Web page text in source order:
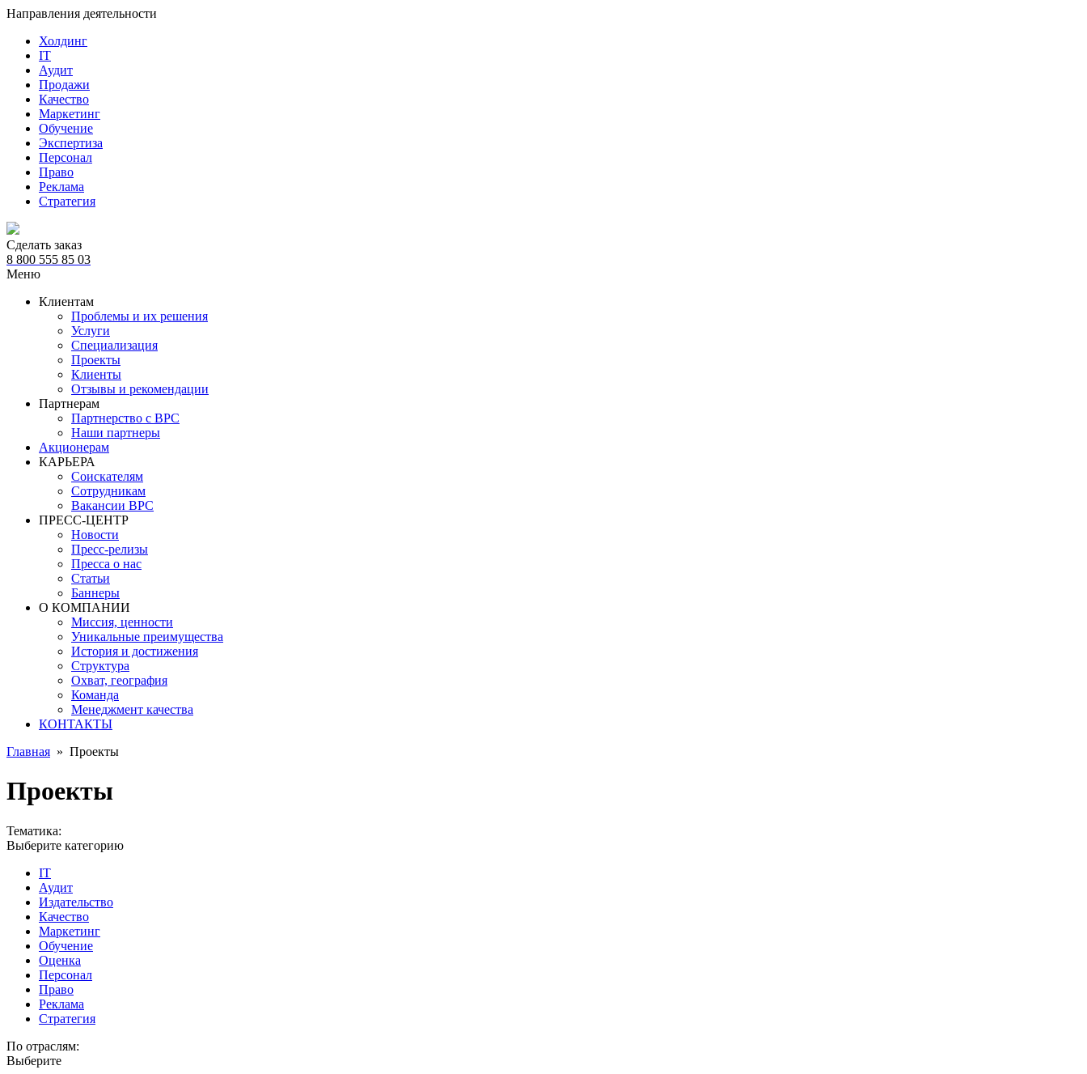
Направления деятельности
Холдинг
IT
Аудит
Продажи
Качество
Маркетинг
Обучение
Экспертиза
Персонал
Право
Реклама
Стратегия
Сделать заказ
8 800 555 85 03
Меню
Клиентам
Проблемы и их решения
Услуги
Специализация
Проекты
Клиенты
Отзывы и рекомендации
Партнерам
Партнерство с BPC
Наши партнеры
Акционерам
КАРЬЕРА
Соискателям
Сотрудникам
Вакансии BPC
ПРЕСС-ЦЕНТР
Новости
Пресс-релизы
Пресса о нас
Статьи
Баннеры
О КОМПАНИИ
Миссия, ценности
Уникальные преимущества
История и достижения
Структура
Охват, география
Команда
Менеджмент качества
КОНТАКТЫ
Главная » Проекты
Проекты
Тематика:
Выберите категорию
IT
Аудит
Издательство
Качество
Маркетинг
Обучение
Оценка
Персонал
Право
Реклама
Стратегия
По отраслям:
Выберите